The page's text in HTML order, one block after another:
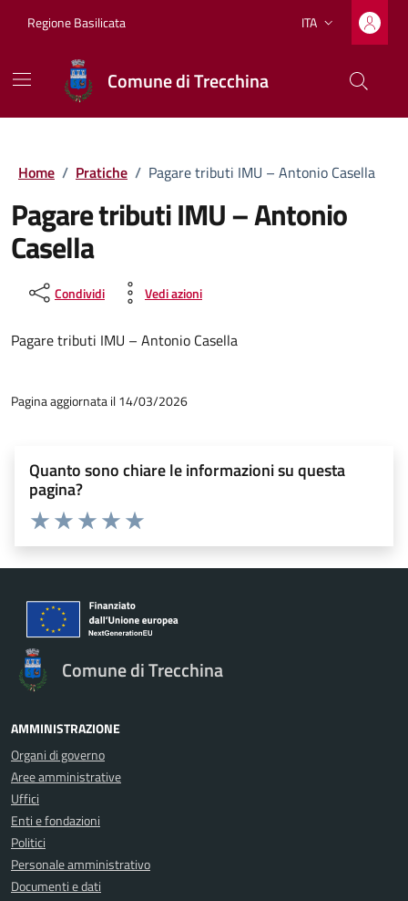
Regione Basilicata Lingua attiva:
ITA
Comune di Trecchina
Home / Pratiche / Pagare tributi IMU – Antonio Casella
Pagare tributi IMU – Antonio
Casella
Condividi Vedi azioni
Pagare tributi IMU – Antonio Casella
Pagina aggiornata il 14/03/2026
Quanto sono chiare le informazioni su questa
pagina?
Valuta 5 stelle su 5
Valuta 4 stelle su 5
Valuta 3 stelle su 5
Valuta 2 stelle su 5
Valuta 1 stelle su 5
Comune di Trecchina
AMMINISTRAZIONE
Organi di governo
Aree amministrative
Uffici
Enti e fondazioni
Politici
Personale amministrativo
Documenti e dati